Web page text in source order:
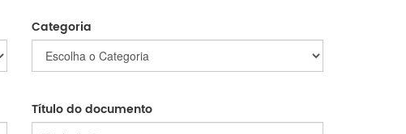
Categoria
Título do documento